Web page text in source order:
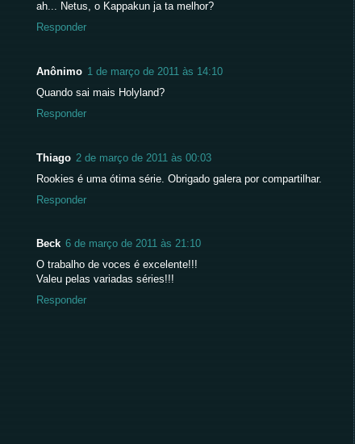
ah... Netus, o Kappakun ja ta melhor?
Responder
Anônimo 1 de março de 2011 às 14:10
Quando sai mais Holyland?
Responder
Thiago 2 de março de 2011 às 00:03
Rookies é uma ótima série. Obrigado galera por compartilhar.
Responder
Beck 6 de março de 2011 às 21:10
O trabalho de voces é excelente!!!
Valeu pelas variadas séries!!!
Responder